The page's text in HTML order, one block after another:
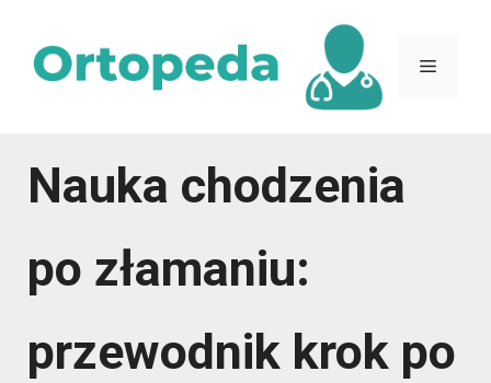
Menu
Nauka chodzenia
po złamaniu:
przewodnik krok po